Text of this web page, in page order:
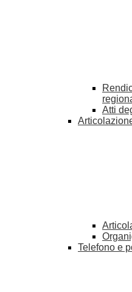
Atti
Telefono e